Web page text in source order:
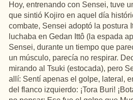
Hoy, entrenando con Sensei, tuve
que sintió Kojiro en aquel día
combate, Sensei adoptó la postura
luchaba en Gedan Ittô (la espada
Sensei, durante un tiempo que
un músculo, parecía no respirar.
mirando al Tsuki (estocada), pero
allí: Sentí apenas el golpe, lateral,
del flanco izquierdo: ¡Tora Buri!